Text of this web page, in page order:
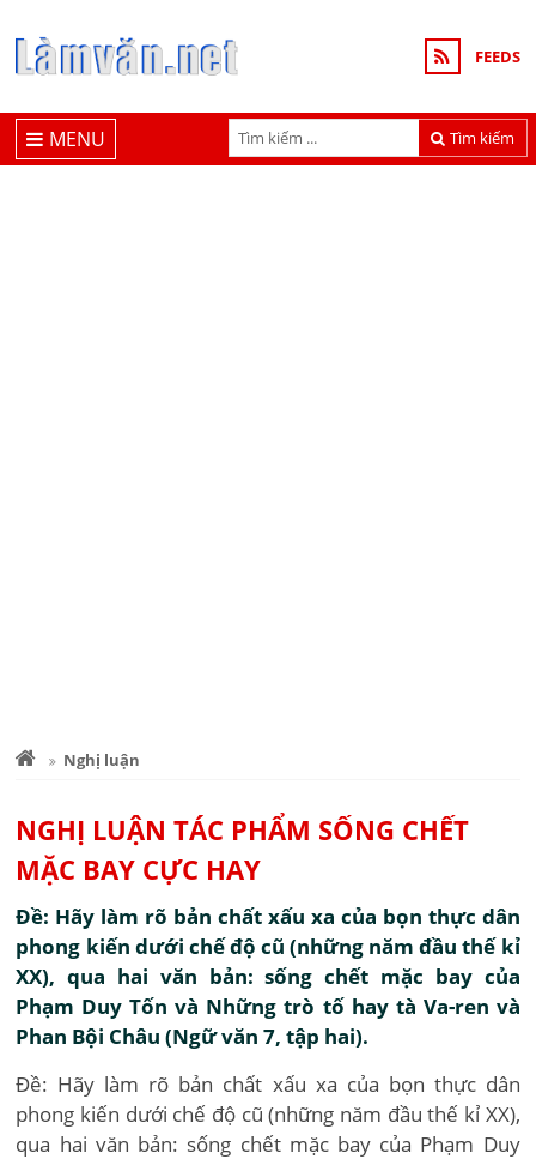
FEEDS
Tìm kiếm
MENU
Nghị luận
NGHỊ LUẬN TÁC PHẨM SỐNG CHẾT
MẶC BAY CỰC HAY
Đề: Hãy làm rõ bản chất xấu xa của bọn thực dân
phong kiến dưới chế độ cũ (những năm đầu thế kỉ
XX), qua hai văn bản: sống chết mặc bay của
Phạm Duy Tốn và Những trò tố hay tà Va-ren và
Phan Bội Châu (Ngữ văn 7, tập hai).
Đề: Hãy làm rõ bản chất xấu xa của bọn thực dân
phong kiến dưới chế độ cũ (những năm đầu thế kỉ XX),
qua hai văn bản: sống chết mặc bay của Phạm Duy